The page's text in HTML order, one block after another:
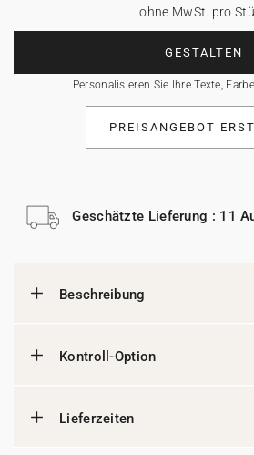
GESTALTEN
Personalisieren Sie Ihre Texte,
ohne MwSt. pro
PREISANGEBOT
Geschätzte Lieferung : 11
Beschreibung
Kontroll-Option
Lieferzeiten